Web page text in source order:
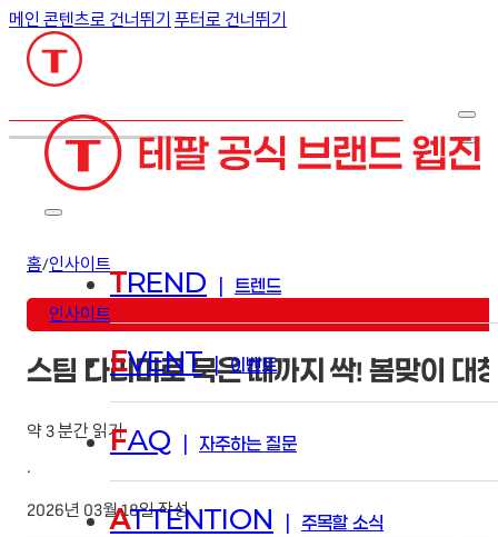
메인 콘텐츠로 건너뛰기 푸터로 건너뛰기
TREND 트렌드
EVENT | 이벤트
FAQ 자주하는 질문
ATTENTION 주목할 소식
홈/인사이트
인사이트
스팀 다리미로 묵은 때까지 싹! 봄맞이 대
약 3 분간 읽기
·
2026년 03월 18일 작성